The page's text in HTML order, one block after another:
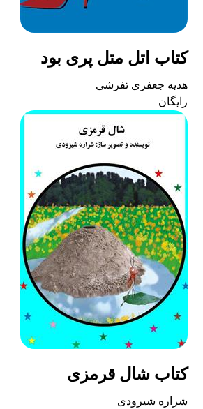
کتاب اتل متل پری بود
هدیه جعفری تفرشی
رایگان
کتاب شال قرمزی
شراره شیرودی